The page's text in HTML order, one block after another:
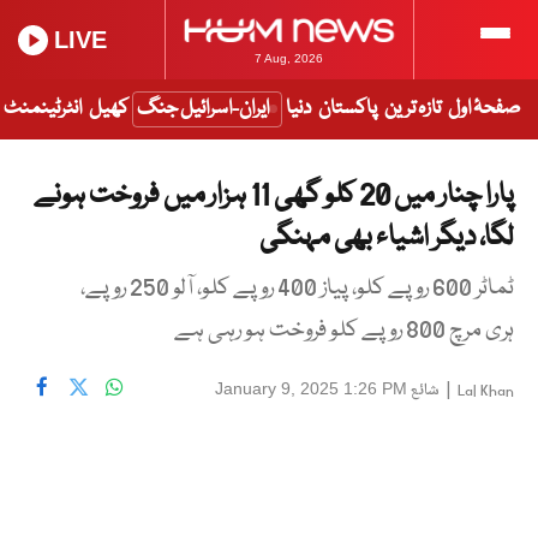
7 Aug, 2026
LIVE
صفحۂ اول تازہ ترین پاکستان دنیا ایران-اسرائیل جنگ کھیل انٹرٹینمنٹ
پارا چنار میں 20 کلو گھی 11 ہزار میں فروخت ہونے
لگا، دیگر اشیاء بھی مہنگی
ٹماٹر 600 روپے کلو، پیاز 400 روپے کلو، آلو 250 روپے،
ہری مرچ 800 روپے کلو فروخت ہو رہی ہے
Lal Khan
| شائع January 9, 2025 1:26 PM